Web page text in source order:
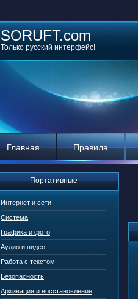
SORUFT.com
Только русский интерфейс!
Главная Правила
Портативные
Интернет и сети
Система
Графика и фото
Аудио и видео
Работа с текстом
Безопасность
Архивация и восстановление